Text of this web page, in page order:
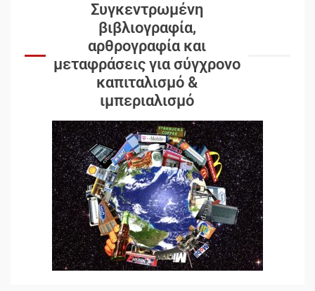
Συγκεντρωμένη
βιβλιογραφία,
αρθρογραφία και
μεταφράσεις για σύγχρονο
καπιταλισμό &
ιμπεριαλισμό